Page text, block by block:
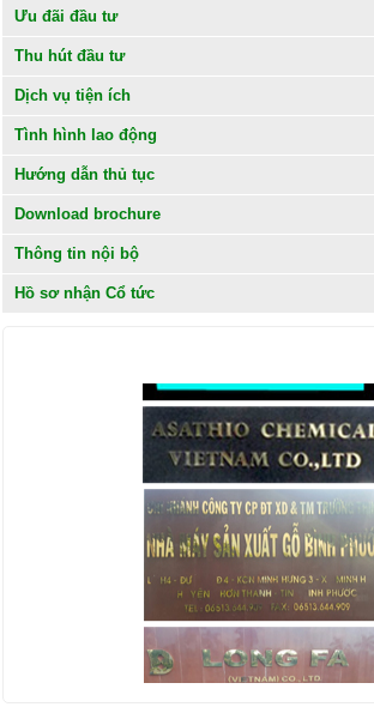
Ưu đãi đầu tư
Thu hút đầu tư
Dịch vụ tiện ích
Tình hình lao động
Hướng dẫn thủ tục
Download brochure
Thông tin nội bộ
Hồ sơ nhận Cổ tức